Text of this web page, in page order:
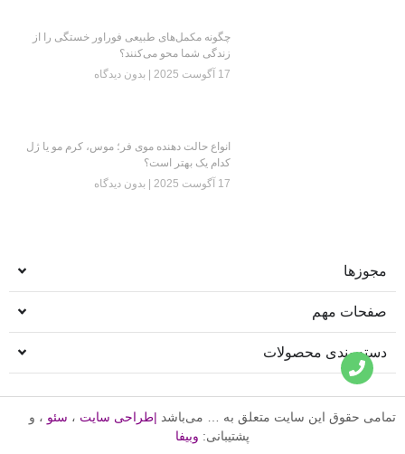
چگونه مکمل‌های طبیعی فوراور خستگی را از
زندگی شما محو می‌کنند؟
17 آگوست 2025
بدون دیدگاه
انواع حالت دهنده موی فر؛ موس، کرم مو یا ژل
کدام یک بهتر است؟
17 آگوست 2025
بدون دیدگاه
مجوزها
صفحات مهم
دسته بندی محصولات
تمامی حقوق این سایت متعلق به … می‌باشد |طراحی سایت ، سئو ، و
پشتیبانی: وبیفا